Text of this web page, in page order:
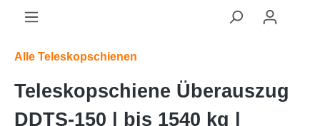
Alle Teleskopschienen
Teleskopschiene Überauszug
DDTS-150 | bis 1540 kg |